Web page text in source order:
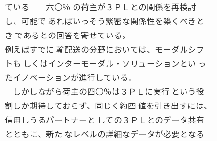
ている──六〇％ の荷主が３ＰＬとの関係を再検討
し、可能で あればいっそう緊密な関係性を築くべきと
き であるとの回答を寄せている。
例えばすでに 輸配送の分野においては、モーダルシフ
トも しくはインターモーダル・ソリューションとい っ
たイノベーションが進行している。
しかしながら荷主の四〇％は３ＰＬに実行 という役
割しか期待しておらず、同じく約四 値を引き出すには、
信用しうるパートナーと しての３ＰＬとのデータ共有
とともに、新た なレベルの詳細なデータが必要となる